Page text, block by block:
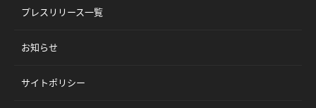
プレスリリース一覧
お知らせ
サイトポリシー